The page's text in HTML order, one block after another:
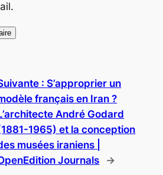
:S’approprier un
français en Iran ?
André Godard
1965) et la conception
musées iraniens |
Journals
→